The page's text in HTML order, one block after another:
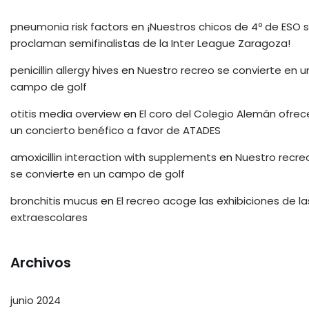
pneumonia risk factors en ¡Nuestros chicos de 4º de ESO
proclaman semifinalistas de la Inter League Zaragoza!
penicillin allergy hives en Nuestro recreo se convierte en
campo de golf
otitis media overviewen El coro del Colegio Alemán
un concierto benéfico a favor de ATADES
amoxicillin interaction with supplements en Nuestro
se convierte en un campo de golf
bronchitis mucus en El recreo acoge las exhibiciones de
extraescolares
Archivos
junio 2024